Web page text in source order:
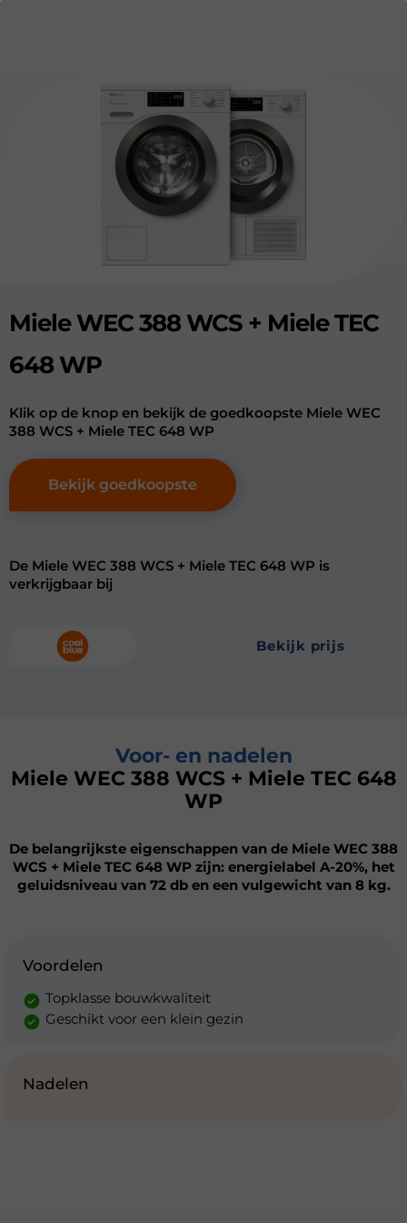
Miele WEC 388 WCS + Miele TEC
648 WP
Klik op de knop en bekijk de goedkoopste Miele WEC
388 WCS + Miele TEC 648 WP
Bekijk goedkoopste
De Miele WEC 388 WCS + Miele TEC 648 WP is
verkrijgbaar bij
bekijk prijs
Voor- en nadelen
Miele WEC 388 WCS + Miele TEC 648
WP
De belangrijkste eigenschappen van de Miele WEC 388
WCS + Miele TEC 648 WP zijn: energielabel A-20%, het
geluidsniveau van 72 db en een vulgewicht van 8 kg.
Voordelen
Topklasse bouwkwaliteit
Geschikt voor een klein gezin
Nadelen